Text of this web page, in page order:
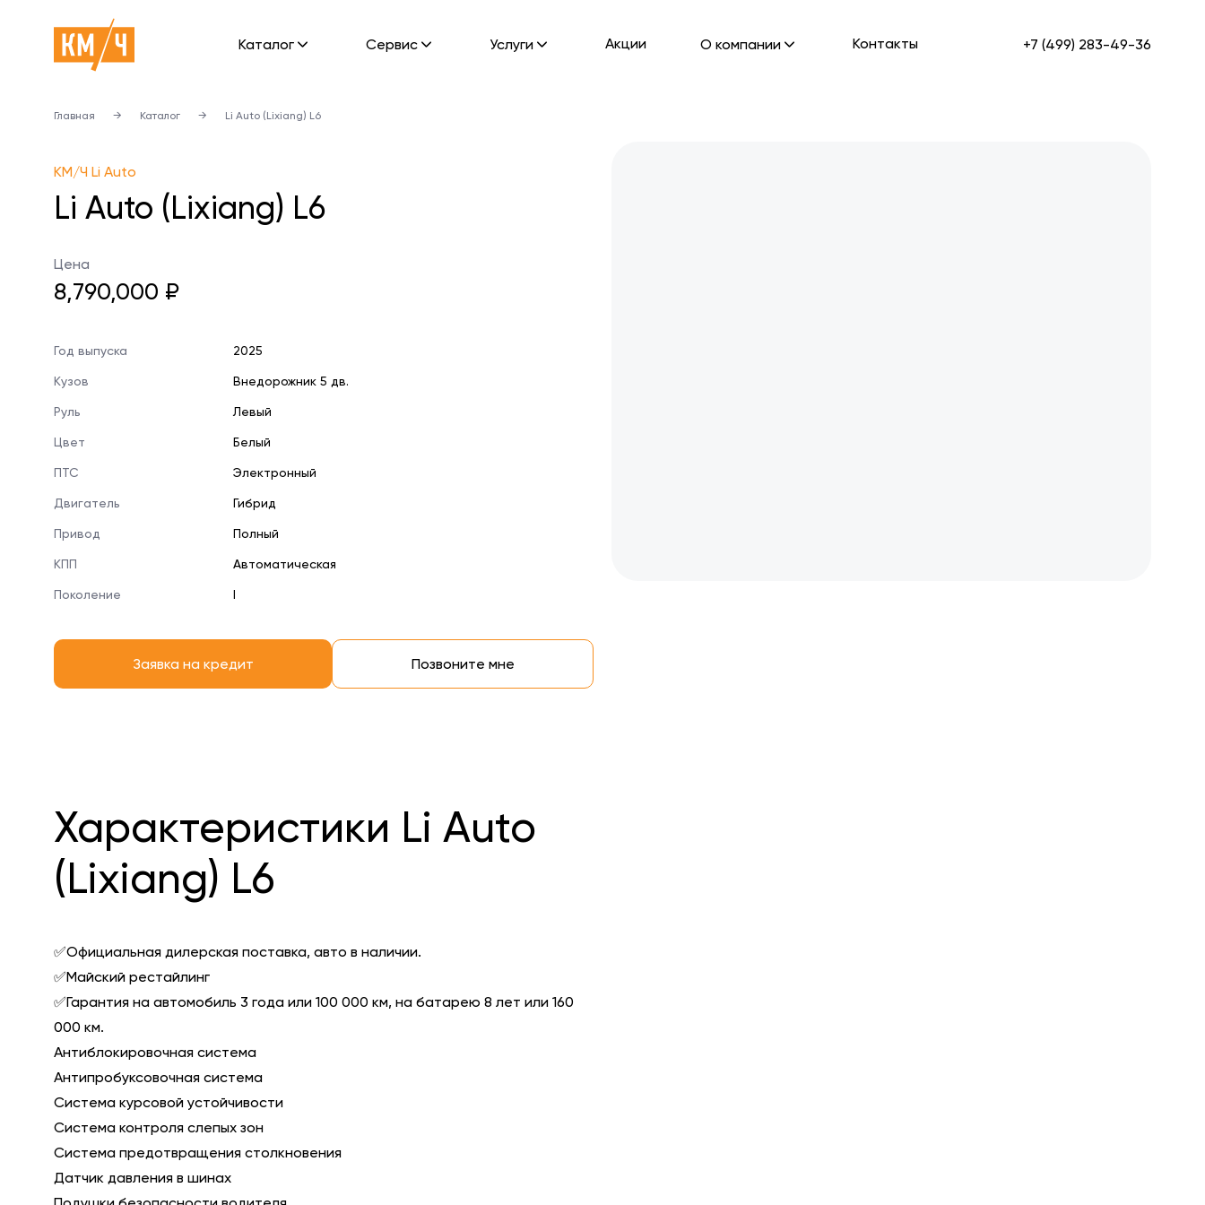
Каталог Cервис Услуги Акции О компании Контакты +7 (499) 283-49-36
Главная → Каталог → Li Auto (Lixiang) L6
KM/Ч Li Auto
Li Auto (Lixiang) L6
Цена
8,790,000 ₽
Год выпуска 2025
Кузов Внедорожник 5 дв.
Руль Левый
Цвет Белый
ПТС Электронный
Двигатель Гибрид
Привод Полный
КПП Автоматическая
Поколение I
Заявка на кредит Позвоните мне
Характеристики Li Auto
(Lixiang) L6
✅Официальная дилерская поставка, авто в наличии.
✅Майский рестайлинг
✅Гарантия на автомобиль 3 года или 100 000 км, на батарею 8 лет или 160
000 км.
Антиблокировочная система
Антипробуксовочная система
Система курсовой устойчивости
Система контроля слепых зон
Система предотвращения столкновения
Датчик давления в шинах